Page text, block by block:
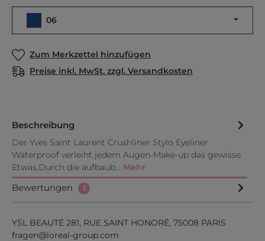
06
Zum Merkzettel hinzufügen
Preise inkl. MwSt. zzgl. Versandkosten
Beschreibung
Der Yves Saint Laurent Crushliner Stylo Eyeliner
Waterproof verleiht jedem Augen-Make-up das gewisse
Etwas.Durch die aufbaub… Mehr
Bewertungen
1
YSL BEAUTÉ 281, RUE SAINT HONORÉ, 75008 PARIS
fragen@loreal-group.com